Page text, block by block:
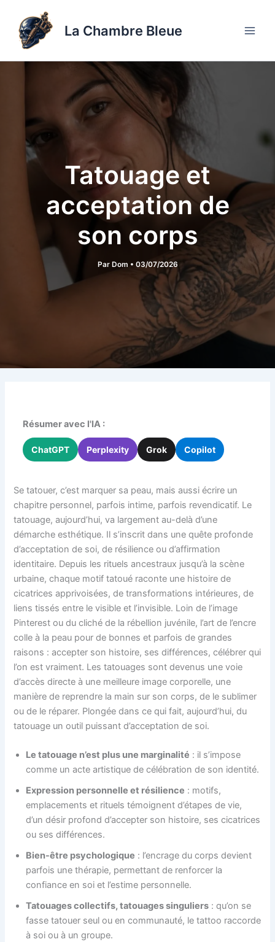
contenu
La Chambre Bleue
Tatouage et
acceptation de
son corps
Par Dom • 03/07/2026
Résumer avec l'IA :
ChatGPT Perplexity Grok Copilot
Se tatouer, c’est marquer sa peau, mais aussi écrire un
chapitre personnel, parfois intime, parfois revendicatif. Le
tatouage, aujourd’hui, va largement au-delà d’une
démarche esthétique. Il s’inscrit dans une quête profonde
d’acceptation de soi, de résilience ou d’affirmation
identitaire. Depuis les rituels ancestraux jusqu’à la scène
urbaine, chaque motif tatoué raconte une histoire de
cicatrices apprivoisées, de transformations intérieures, de
liens tissés entre le visible et l’invisible. Loin de l’image
Pinterest ou du cliché de la rébellion juvénile, l’art de l’encre
colle à la peau pour de bonnes et parfois de grandes
raisons : accepter son histoire, ses différences, célébrer qui
l’on est vraiment. Les tatouages sont devenus une voie
d’accès directe à une meilleure image corporelle, une
manière de reprendre la main sur son corps, de le sublimer
ou de le réparer. Plongée dans ce qui fait, aujourd’hui, du
tatouage un outil puissant d’acceptation de soi.
Le tatouage n’est plus une marginalité : il s’impose
comme un acte artistique de célébration de son identité.
Expression personnelle et résilience : motifs,
emplacements et rituels témoignent d’étapes de vie,
d’un désir profond d’accepter son histoire, ses cicatrices
ou ses différences.
Bien-être psychologique : l’encrage du corps devient
parfois une thérapie, permettant de renforcer la
confiance en soi et l’estime personnelle.
Tatouages collectifs, tatouages singuliers : qu’on se
fasse tatouer seul ou en communauté, le tattoo raccorde
à soi ou à un groupe.